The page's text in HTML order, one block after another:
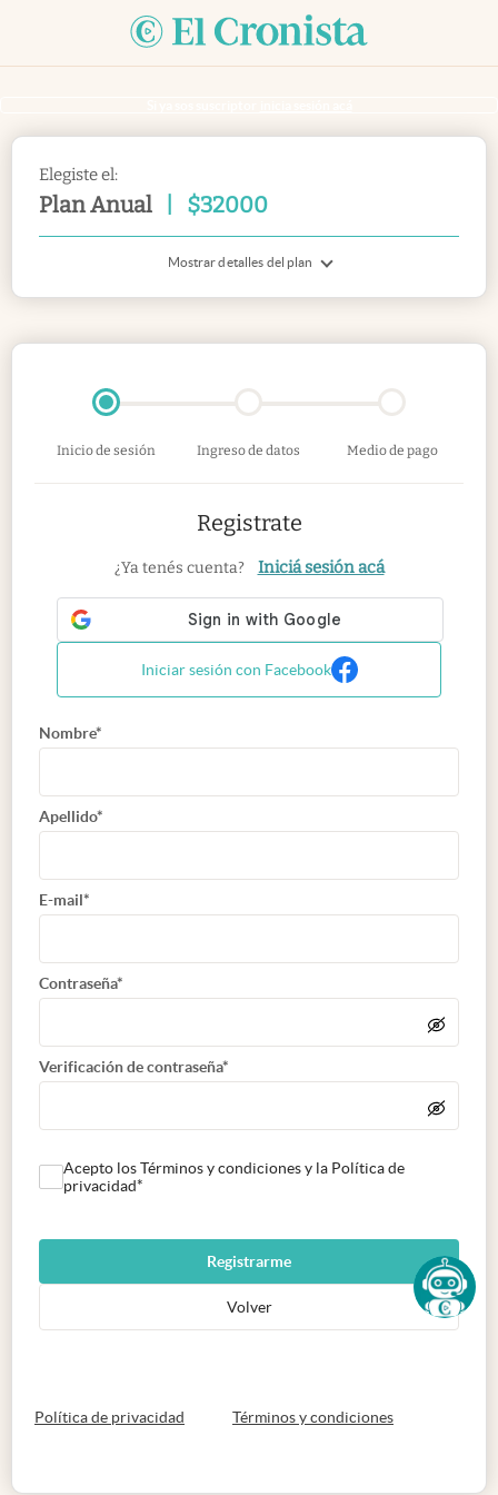
Elegiste el:
Plan Anual $32000
Mostrar detalles del plan
Inicio de sesión Ingreso de datos Medio de pago
Registrate
¿Ya tenés cuenta? Iniciá sesión acá
Iniciar sesión con Facebook
Nombre*
Apellido*
E-mail*
Contraseña*
Verificación de contraseña*
Acepto los Términos y condiciones y la Política de
privacidad*
Registrarme
Volver
Política de privacidad abre en nueva pestaña
Términos y condicionesabre en nueva